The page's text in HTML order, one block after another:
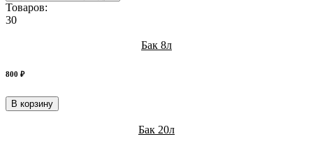
Товаров:
30
Бак 8л
800 ₽
В корзину
Бак 20л